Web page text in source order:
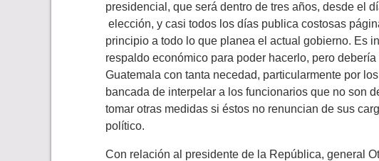
presidencial, que será dentro de tres años, desde el
elección, y casi todos los días publica costosas
principio a todo lo que planea el actual gobierno. Es
respaldo económico para poder hacerlo, pero
Guatemala con tanta necedad, particularmente por
bancada de interpelar a los funcionarios que no son
tomar otras medidas si éstos no renuncian de sus
político.
Con relación al presidente de la República, general